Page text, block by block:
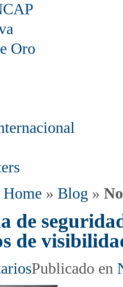
Oro
Home » Blog »
de
de
Publicado en